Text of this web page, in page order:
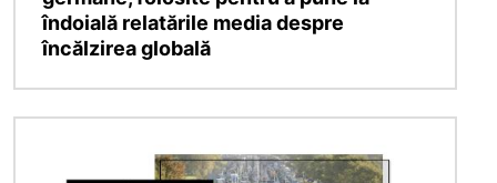
îndoială relatările media despre
încălzirea globală